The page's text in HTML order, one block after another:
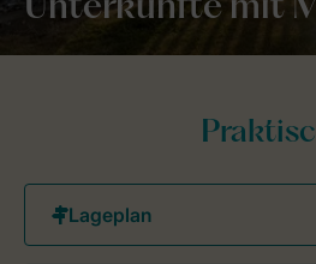
Unterkünfte mit